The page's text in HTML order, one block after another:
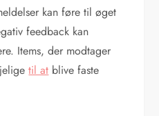
kan føre til øget
feedback kan
Items, der modtager
til at blive faste